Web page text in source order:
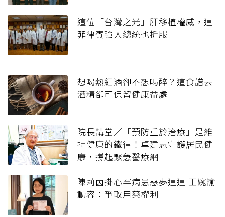
這位「台灣之光」肝移植權威，連
菲律賓強人總統也折服
想喝熱紅酒卻不想喝醉？這食譜去
酒精卻可保留健康益處
院長講堂／「預防重於治療」是維
持健康的鐵律！卓建志守護居民健
康，撐起緊急醫療網
陳莉茵掛心罕病患惡夢連連 王婉諭
動容：爭取用藥權利